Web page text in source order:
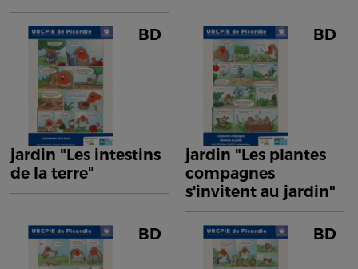
BD
jardin "Les intestins
de la terre"
BD
jardin "Les plantes
compagnes
s'invitent au jardin"
BD BD